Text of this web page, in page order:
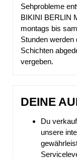
Sehprobleme
BIKINI BERLIN
montags bis
Stunden
Schichten
vergeben.
DEINE
Du
unsere